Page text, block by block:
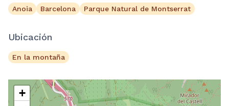
Anoia Barcelona Parque Natural de Montserrat
Ubicación
En la montaña
+